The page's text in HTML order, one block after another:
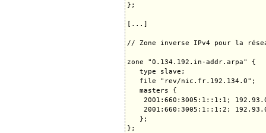
};
[...]
// Zone inverse IPv4 pour la
zone "0.134.192.in-addr.arpa" {
   type slave;
   file "rev/nic.fr.192.134.0";
   masters {
2001:660:3005:1::1:1;
2001:660:3005:1::1:2;
   };
};